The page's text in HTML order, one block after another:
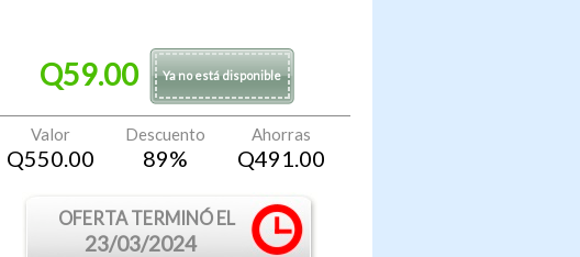
Q59.00 Ya no está disponible
Valor
Q550.00
Descuento
89%
Ahorras
Q491.00
OFERTA TERMINÓ EL
23/03/2024